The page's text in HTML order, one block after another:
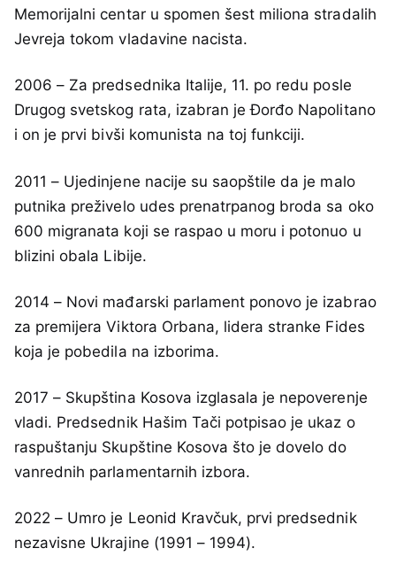
Memorijalni centar u spomen šest miliona stradalih
Jevreja tokom vladavine nacista.
2006 – Za predsednika Italije, 11. po redu posle
Drugog svetskog rata, izabran je Đorđo Napolitano
i on je prvi bivši komunista na toj funkciji.
2011 – Ujedinjene nacije su saopštile da je malo
putnika preživelo udes prenatrpanog broda sa oko
600 migranata koji se raspao u moru i potonuo u
blizini obala Libije.
2014 – Novi mađarski parlament ponovo je izabrao
za premijera Viktora Orbana, lidera stranke Fides
koja je pobedila na izborima.
2017 – Skupština Kosova izglasala je nepoverenje
vladi. Predsednik Hašim Tači potpisao je ukaz o
raspuštanju Skupštine Kosova što je dovelo do
vanrednih parlamentarnih izbora.
2022 – Umro je Leonid Kravčuk, prvi predsednik
nezavisne Ukrajine (1991 – 1994).